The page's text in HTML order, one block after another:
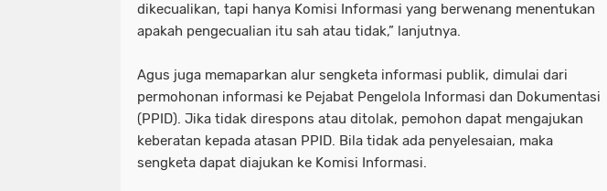
dikecualikan, tapi hanya Komisi Informasi yang berwenang menentukan
apakah pengecualian itu sah atau tidak,” lanjutnya.
Agus juga memaparkan alur sengketa informasi publik, dimulai dari
permohonan informasi ke Pejabat Pengelola Informasi dan Dokumentasi
(PPID). Jika tidak direspons atau ditolak, pemohon dapat mengajukan
keberatan kepada atasan PPID. Bila tidak ada penyelesaian, maka
sengketa dapat diajukan ke Komisi Informasi.